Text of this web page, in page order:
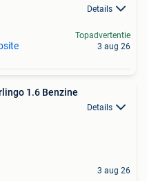
Details
Topadvertentie
3 aug 26
1.6 Benzine
Details
3 aug 26